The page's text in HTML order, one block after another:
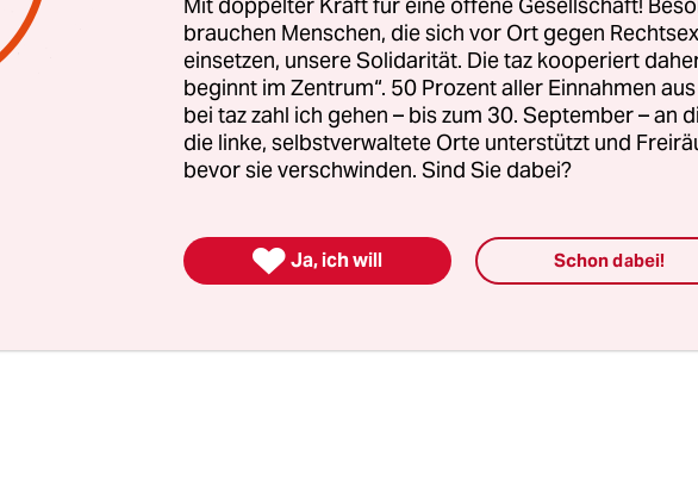
am 19. Februar zu einer großangelegten
gekommen war.Fast 140.000 Daten wurden erfasst.
bekannt, dass es sich dabei nicht um die einzige
Funkzellenanswertung handelte. Das
in Dresden räumte ein, dass es auch einen zweiten
brauchen Menschen, die sich vor Ort gegen
einsetzen, unsere Solidarität. Die taz kooperiert
beginnt im Zentrum“. 50 Prozent aller Einnahmen
bei taz zahl ich gehen – bis zum 30. September – an
die linke, selbstverwaltete Orte unterstützt und
bevor sie verschwinden. Sind Sie dabei?
 Ja, ich will Schon dabei!